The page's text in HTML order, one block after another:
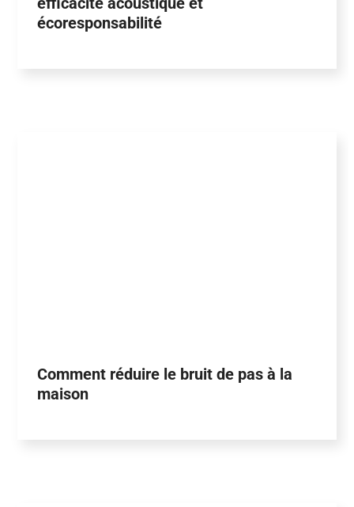
écoresponsabilité
Comment réduire le bruit de pas à la
maison